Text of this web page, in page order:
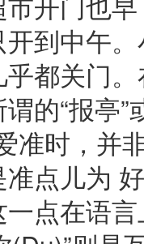
到中午
都关门
的“报亭
时，并
点儿为
点在语